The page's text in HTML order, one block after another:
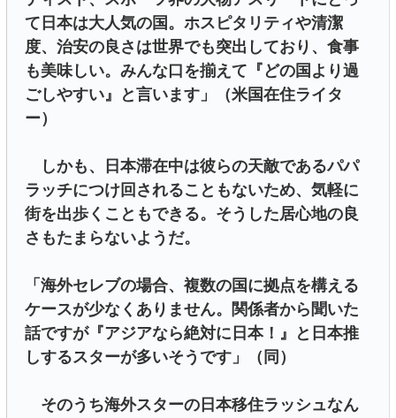
て日本は大人気の国。ホスピタリティや清潔
度、治安の良さは世界でも突出しており、食事
も美味しい。みんな口を揃えて『どの国より過
ごしやすい』と言います」（米国在住ライタ
ー）
しかも、日本滞在中は彼らの天敵であるパパ
ラッチにつけ回されることもないため、気軽に
街を出歩くこともできる。そうした居心地の良
さもたまらないようだ。
「海外セレブの場合、複数の国に拠点を構える
ケースが少なくありません。関係者から聞いた
話ですが『アジアなら絶対に日本！』と日本推
しするスターが多いそうです」（同）
そのうち海外スターの日本移住ラッシュなん